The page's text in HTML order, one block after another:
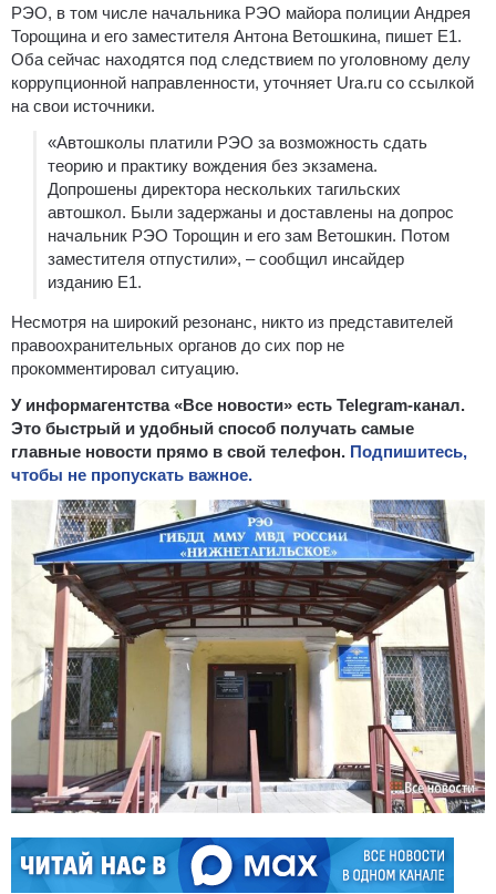
РЭО, в том числе начальника РЭО майора полиции Андрея
Торощина и его заместителя Антона Ветошкина, пишет E1.
Оба сейчас находятся под следствием по уголовному делу
коррупционной направленности, уточняет Ura.ru со ссылкой
на свои источники.
«Автошколы платили РЭО за возможность сдать
теорию и практику вождения без экзамена.
Допрошены директора нескольких тагильских
автошкол. Были задержаны и доставлены на допрос
начальник РЭО Торощин и его зам Ветошкин. Потом
заместителя отпустили», – сообщил инсайдер
изданию E1.
Несмотря на широкий резонанс, никто из представителей
правоохранительных органов до сих пор не
прокомментировал ситуацию.
У информагентства «Все новости» есть Telegram-канал.
Это быстрый и удобный способ получать самые
главные новости прямо в свой телефон. Подпишитесь,
чтобы не пропускать важное.